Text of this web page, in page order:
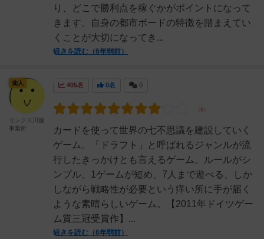
り、どこで勝利点を稼ぐかがポイントになって
きます。自身の都市ボードの特徴を踏まえてい
くことが大切になってき...
続きを読む（6年弱前）
405名 0名 0
カードを使って世界の七不思議を建設していく
ゲーム。「ドラフト」と呼ばれるジャンルが流
行したきっかけとも言えるゲーム。ルールがシ
ンプル、1ゲームが短め、7人まで遊べる、しか
しながら戦略性が必要という痒い所に手が届く
ような素晴らしいゲーム。【2011年ドイツゲー
ム賞三冠受賞作】...
続きを読む（6年弱前）
仙人
リンクス川越
事業所